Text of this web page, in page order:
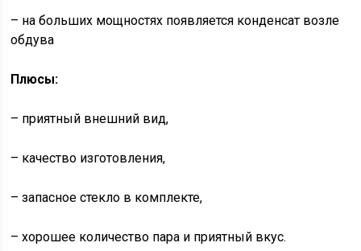
– на больших мощностях появляется конденсат возле
обдува
Плюсы:
– приятный внешний вид,
– качество изготовления,
– запасное стекло в комплекте,
– хорошее количество пара и приятный вкус.